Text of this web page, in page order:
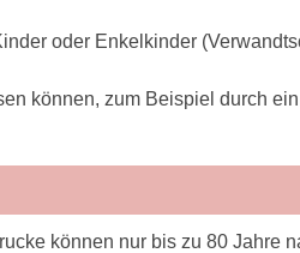
oder Enkelkinder
können, zum Beispiel durch
können nur bis zu 80 Jahre